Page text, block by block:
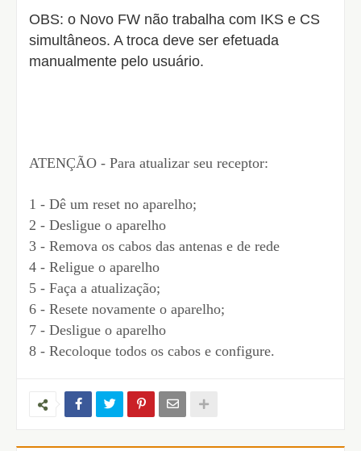
OBS: o Novo FW não trabalha com IKS e CS
simultâneos. A troca deve ser efetuada
manualmente pelo usuário.
ATENÇÃO - Para atualizar seu receptor:
1 - Dê um reset no aparelho;
2 - Desligue o aparelho
3 - Remova os cabos das antenas e de rede
4 - Religue o aparelho
5 - Faça a atualização;
6 - Resete novamente o aparelho;
7 - Desligue o aparelho
8 - Recoloque todos os cabos e configure.